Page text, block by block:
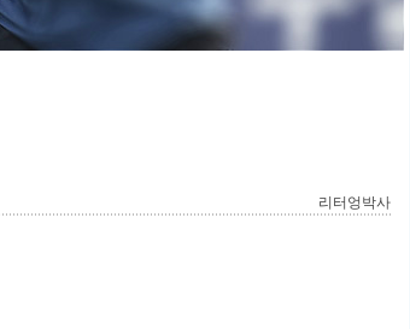
리터엉박사